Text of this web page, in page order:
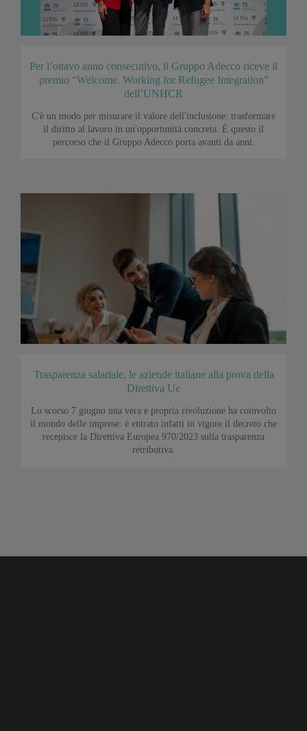
Per l’ottavo anno consecutivo, il Gruppo Adecco riceve il
premio “Welcome. Working for Refugee Integration”
dell’UNHCR
C'è un modo per misurare il valore dell'inclusione: trasformare
il diritto al lavoro in un'opportunità concreta. È questo il
percorso che il Gruppo Adecco porta avanti da anni.
Trasparenza salariale, le aziende italiane alla prova della
Direttiva Ue
Lo scorso 7 giugno una vera e propria rivoluzione ha coinvolto
il mondo delle imprese: è entrato infatti in vigore il decreto che
recepisce la Direttiva Europea 970/2023 sulla trasparenza
retributiva.